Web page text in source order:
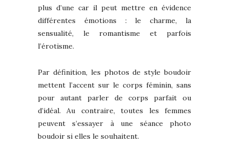
plus d’une car il peut mettre en évidence
différentes émotions : le charme, la
sensualité, le romantisme et parfois
l’érotisme.
Par définition, les photos de style boudoir
mettent l’accent sur le corps féminin, sans
pour autant parler de corps parfait ou
d’idéal. Au contraire, toutes les femmes
peuvent s’essayer à une séance photo
boudoir si elles le souhaitent.